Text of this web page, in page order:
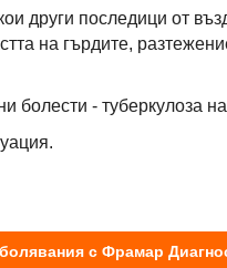
други последици от
на гърдите,
болести - туберкулоза
с Фрамар